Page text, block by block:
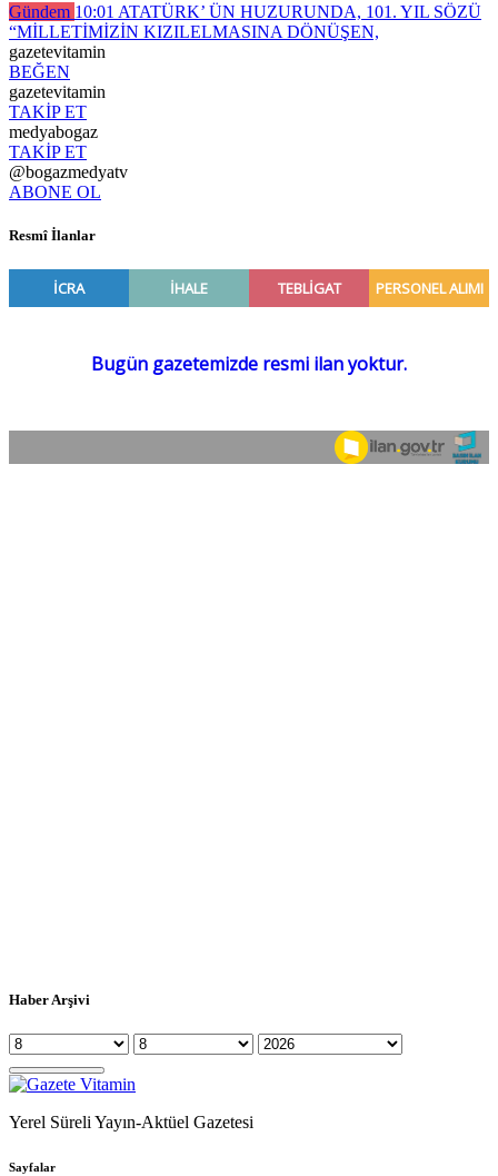
Gündem 10:01 ATATÜRK’ ÜN HUZURUNDA, 101. YIL SÖZÜ
“MİLLETİMİZİN KIZILELMASINA DÖNÜŞEN,
gazetevitamin
BEĞEN
gazetevitamin
TAKİP ET
medyabogaz
TAKİP ET
@bogazmedyatv
ABONE OL
Resmî İlanlar
Haber Arşivi
Yerel Süreli Yayın-Aktüel Gazetesi
Sayfalar